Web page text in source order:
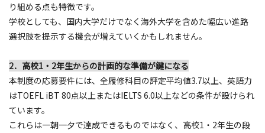
り組める点も特徴です。
学校としても、国内大学だけでなく海外大学を含めた幅広い進路
選択肢を提示する機会が増えていくかもしれません。
2．高校1・2年生からの計画的な準備が鍵になる
本制度の応募要件には、全履修科目の評定平均値3.7以上、英語力
はTOEFL iBT 80点以上またはIELTS 6.0以上などの条件が設けられ
ています。
これらは一朝一夕で達成できるものではなく、高校1・2年生の段